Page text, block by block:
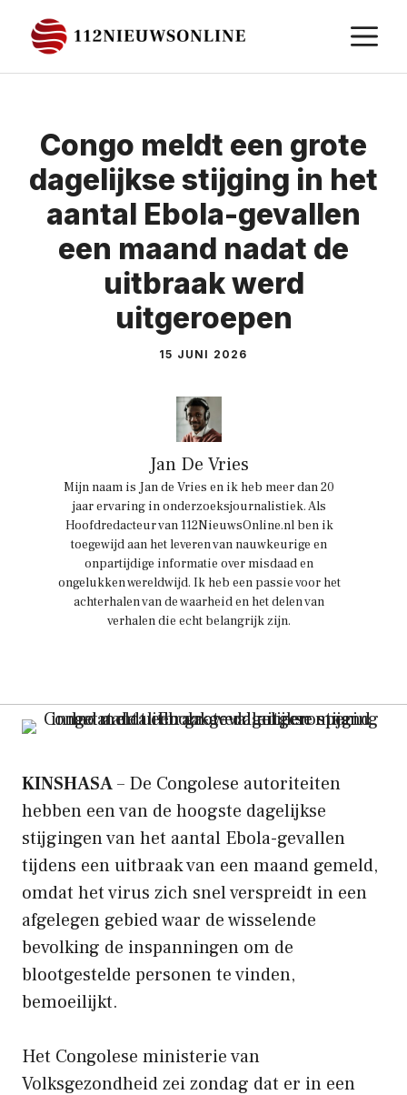
naar
de
Congo meldt een grote
dagelijkse stijging in het
aantal Ebola-gevallen
een maand nadat de
uitbraak werd
uitgeroepen
15 JUNI 2026
Jan De Vries
Mijn naam is Jan de Vries en ik heb meer dan 20
jaar ervaring in onderzoeksjournalistiek. Als
Hoofdredacteur van 112NieuwsOnline.nl ben ik
toegewijd aan het leveren van nauwkeurige en
onpartijdige informatie over misdaad en
ongelukken wereldwijd. Ik heb een passie voor het
achterhalen van de waarheid en het delen van
verhalen die echt belangrijk zijn.
KINSHASA– De Congolese autoriteiten
hebben een van de hoogste dagelijkse
stijgingen van het aantal Ebola-gevallen
tijdens een uitbraak van een maand gemeld,
omdat het virus zich snel verspreidt in een
afgelegen gebied waar de wisselende
bevolking de inspanningen om de
blootgestelde personen te vinden,
bemoeilijkt.
Het Congolese ministerie van
Volksgezondheid zei zondag dat er in een